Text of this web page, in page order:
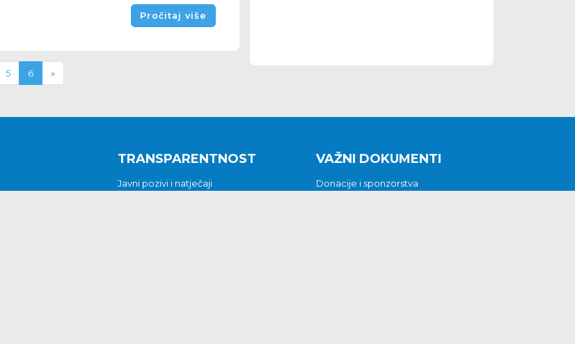
Pročitaj više
5 6 »
TRANSPARENTNOST
Javni pozivi i natječaji
VAŽNI DOKUMENTI
Donacije i sponzorstva